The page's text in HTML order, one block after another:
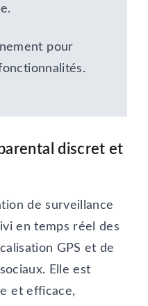
pour
discret et
de surveillance
en temps réel des
GPS et de
Elle est
et efficace,